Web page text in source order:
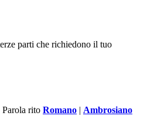
parti che richiedono il tuo
Parola rito Romano | Ambrosiano